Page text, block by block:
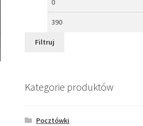
Filtruj
Kategorie produktów
Pocztówki